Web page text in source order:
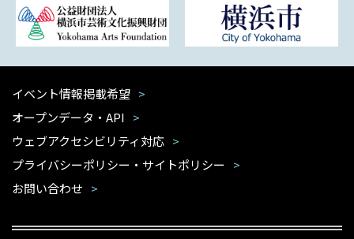
イベント情報掲載希望
オープンデータ・API
ウェブアクセシビリティ対応
プライバシーポリシー・サイトポリシー
お問い合わせ